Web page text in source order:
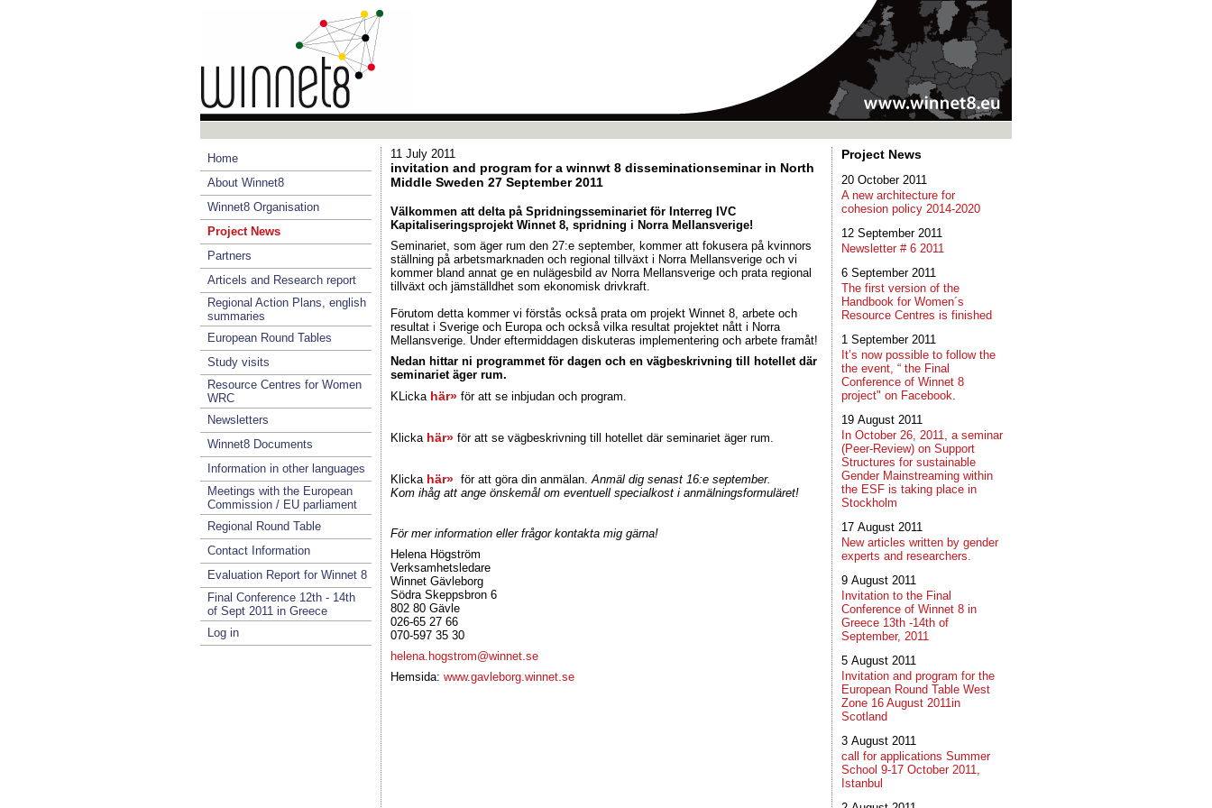
Home
About Winnet8
Winnet8 Organisation
Project News
Partners
Articels and Research report
Regional Action Plans, english
summaries
European Round Tables
Study visits
Resource Centres for Women
WRC
Newsletters
Winnet8 Documents
Information in other languages
Meetings with the European
Commission / EU parliament
Regional Round Table
Contact Information
Evaluation Report for Winnet 8
Final Conference 12th - 14th
of Sept 2011 in Greece
Log in
11 July 2011
invitation and program for a winnwt 8 disseminationseminar in North
Middle Sweden 27 September 2011
Välkommen att delta på Spridningsseminariet för Interreg IVC
Kapitaliseringsprojekt Winnet 8, spridning i Norra Mellansverige!
Seminariet, som äger rum den 27:e september, kommer att fokusera på kvinnors
ställning på arbetsmarknaden och regional tillväxt i Norra Mellansverige och vi
kommer bland annat ge en nulägesbild av Norra Mellansverige och prata regional
tillväxt och jämställdhet som ekonomisk drivkraft.
Förutom detta kommer vi förstås också prata om projekt Winnet 8, arbete och
resultat i Sverige och Europa och också vilka resultat projektet nått i Norra
Mellansverige. Under eftermiddagen diskuteras implementering och arbete framåt!
Nedan hittar ni programmet för dagen och en vägbeskrivning till hotellet där
seminariet äger rum.
KLicka här» för att se inbjudan och program.
Klicka här» för att se vägbeskrivning till hotellet där seminariet äger rum.
Klicka här» för att göra din anmälan.Anmäl dig senast 16:e september.
Kom ihåg att ange önskemål om eventuell specialkost i anmälningsformuläret!
För mer information eller frågor kontakta mig gärna!
Helena Högström
Verksamhetsledare
Winnet Gävleborg
Södra Skeppsbron 6
802 80 Gävle
026-65 27 66
070-597 35 30
helena.hogstrom@winnet.se
Hemsida: www.gavleborg.winnet.se
Project News
20 October 2011
A new architecture for
cohesion policy 2014-2020
12 September 2011
Newsletter # 6 2011
6 September 2011
The first version of the
Handbook for Women´s
Resource Centres is finished
1 September 2011
It’s now possible to follow the
the event, “ the Final
Conference of Winnet 8
project" on Facebook.
19 August 2011
In October 26, 2011, a seminar
(Peer-Review) on Support
Structures for sustainable
Gender Mainstreaming within
the ESF is taking place in
Stockholm
17 August 2011
New articles written by gender
experts and researchers.
9 August 2011
Invitation to the Final
Conference of Winnet 8 in
Greece 13th -14th of
September, 2011
5 August 2011
Invitation and program for the
European Round Table West
Zone 16 August 2011in
Scotland
3 August 2011
call for applications Summer
School 9-17 October 2011,
Istanbul